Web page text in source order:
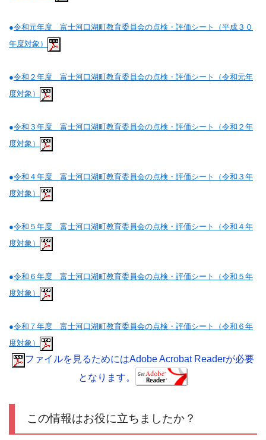
●令和元年度 富士河口湖町教育委員会の点検・評価シート（平成３０
年度対象）
●令和２年度 富士河口湖町教育委員会の点検・評価シート（令和元年
度対象）
●令和３年度 富士河口湖町教育委員会の点検・評価シート（令和２年
度対象）
●令和４年度 富士河口湖町教育委員会の点検・評価シート（令和３年
度対象）
●令和５年度 富士河口湖町教育委員会の点検・評価シート（令和４年
度対象）
●令和６年度 富士河口湖町教育委員会の点検・評価シート（令和５年
度対象）
●令和７年度 富士河口湖町教育委員会の点検・評価シート（令和６年
度対象）
ファイルを見るためにはAdobe Acrobat Readerが必要
となります。
この情報はお役に立ちましたか？